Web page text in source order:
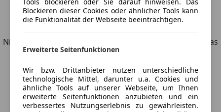
Entdecke ähnliche Fahrzeuge
Nicht ganz deine Suchkriterien, aber vielleicht genau, was
du suchst.
Möchtest du automatisch über neue
Tools blockieren oder Sie darauf hinweisen. Das
Blockieren dieser Cookies oder ähnlicher Tools kann
die Funktionalität der Webseite beeinträchtigen.
Erweiterte Seitenfunktionen
Wir bzw. Drittanbieter nutzen unterschiedliche
technologische Mittel, darunter u.a. Cookies und
ähnliche Tools auf unserer Webseite, um Ihnen
erweiterte Seitenfunktionen anzubieten und ein
verbessertes Nutzungserlebnis zu gewährleisten.